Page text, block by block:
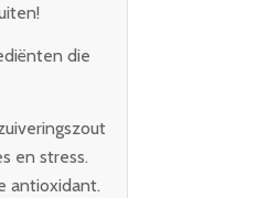
die
en stress.
antioxidant.